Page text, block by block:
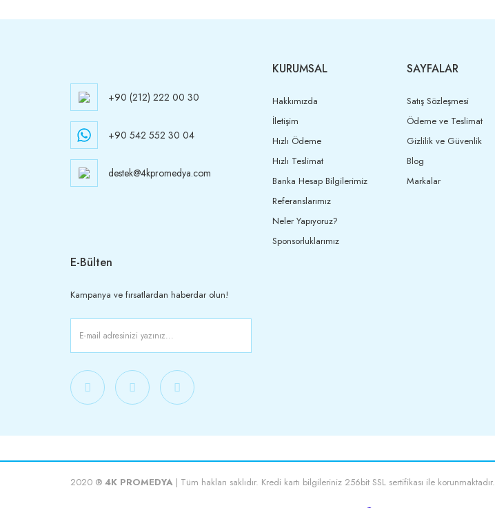
+90 (212) 222 00 30
+90 542 552 30 04
destek@4kpromedya.com
KURUMSAL
Hakkımızda
İletişim
Hızlı Ödeme
Hızlı Teslimat
Banka Hesap Bilgilerimiz
Referanslarımız
Neler Yapıyoruz?
Sponsorluklarımız
SAYFALAR
Satış Sözleşmesi
Ödeme ve Teslimat
Gizlilik ve Güvenlik
Blog
Markalar
E-Bülten
Kampanya ve fırsatlardan haberdar olun!
2020 ® 4K PROMEDYA | Tüm hakları saklıdır. Kredi kartı bilgileriniz 256bit SSL sertifikası ile korunmaktadır.